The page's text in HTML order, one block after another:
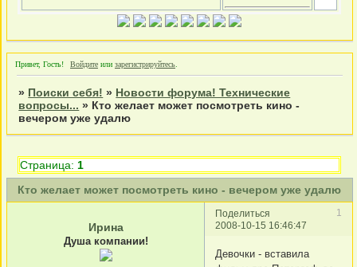
Привет, Гость! Войдите или зарегистрируйтесь
» Поиски себя! » Новости форума! Технические
вопросы... » Кто желает может посмотреть кино -
вечером уже удалю
Кто желает может посмотреть кино - вечером уже удалю
Страница: 1
Поделиться
1
2008-10-15 16:46:47
Ирина
Душа компании!
Девочки - вставила